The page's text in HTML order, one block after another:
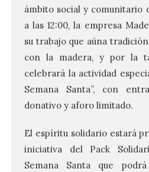
ámbito social y comunitario
a las 12:00, la empresa
su trabajo que aúna
con la madera, y por la
celebrará la actividad
Semana Santa”, con
donativo y aforo limitado.
El espíritu solidario estará
iniciativa del Pack
Semana Santa que